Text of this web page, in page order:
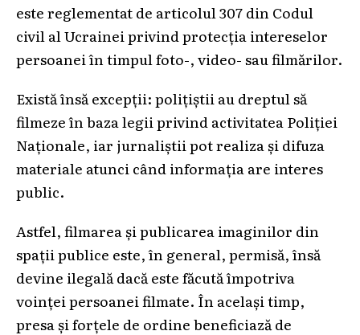
este reglementat de articolul 307 din Codul
civil al Ucrainei privind protecția intereselor
persoanei în timpul foto-, video- sau filmărilor.
Există însă excepții: polițiștii au dreptul să
filmeze în baza legii privind activitatea Poliției
Naționale, iar jurnaliștii pot realiza și difuza
materiale atunci când informația are interes
public.
Astfel, filmarea și publicarea imaginilor din
spații publice este, în general, permisă, însă
devine ilegală dacă este făcută împotriva
voinței persoanei filmate. În același timp,
presa și forțele de ordine beneficiază de